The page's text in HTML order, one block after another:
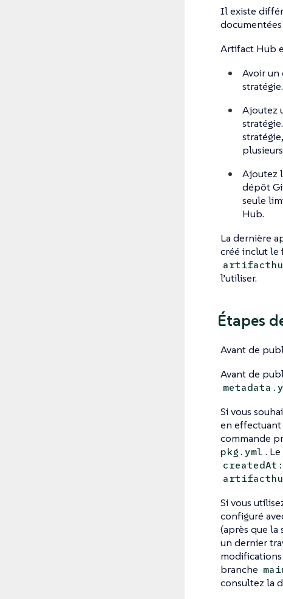
Il existe
Artifact Hub
Avoir un
Ajoutez
Ajoutez
dépôt
seule
Hub.
La dernière
créé inclut le
l’utiliser.
Étapes
Avant de
Avant de
Si vous
en effectuant
commande
pkg.yml . Le
createdAt:
Si vous
configuré
(après que la
un dernier
branche
consultez la